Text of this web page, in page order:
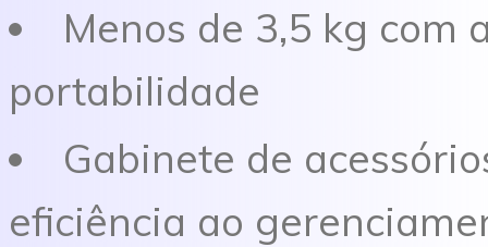
Menos de 3,5 kg
portabilidade
Gabinete de
eficiência ao